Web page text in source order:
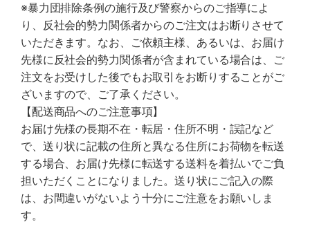
※暴力団排除条例の施行及び警察からのご指導によ
り、反社会的勢力関係者からのご注文はお断りさせて
いただきます。なお、ご依頼主様、あるいは、お届け
先様に反社会的勢力関係者が含まれている場合は、ご
注文をお受けした後でもお取引をお断りすることがご
ざいますので、ご了承ください。
【配送商品へのご注意事項】
お届け先様の長期不在・転居・住所不明・誤記など
で、送り状に記載の住所と異なる住所にお荷物を転送
する場合、お届け先様に転送する送料を着払いでご負
担いただくことになりました。送り状にご記入の際
は、お間違いがないよう十分にご注意をお願いしま
す。